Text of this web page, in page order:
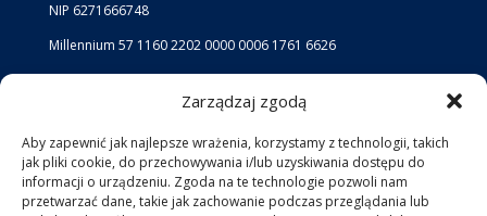
Zarządzaj zgodą
Aby zapewnić jak najlepsze wrażenia, korzystamy z technologii, takich
jak pliki cookie, do przechowywania i/lub uzyskiwania dostępu do
informacji o urządzeniu. Zgoda na te technologie pozwoli nam
przetwarzać dane, takie jak zachowanie podczas przeglądania lub
NIP 6271666748
Millennium 57 1160 2202 0000 0006 1761 6626
Lokalizacja Big Blue:
jezioro przy kąpielisku Ruda